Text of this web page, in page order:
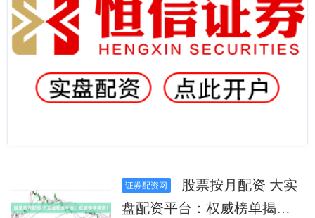
证券配资网
盘配资平台：权威榜单揭